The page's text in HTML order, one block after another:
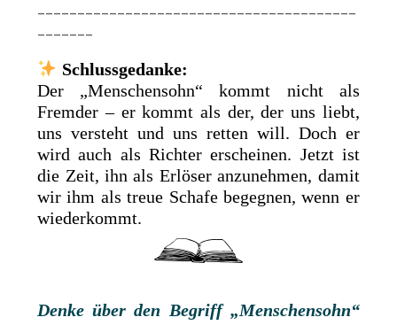
Schlussgedanke:
Der „Menschensohn“ kommt nicht als
Fremder – er kommt als der, der uns liebt,
uns versteht und uns retten will. Doch er
wird auch als Richter erscheinen. Jetzt ist
die Zeit, ihn als Erlöser anzunehmen, damit
wir ihm als treue Schafe begegnen, wenn er
wiederkommt.
Denke über den Begriff „Menschensohn“